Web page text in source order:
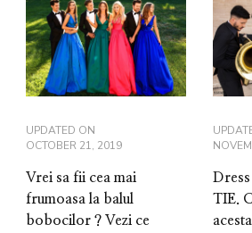
UPDATED ON
OCTOBER 21, 2019
Vrei sa fii cea mai
frumoasa la balul
bobocilor ? Vezi ce
TIE.